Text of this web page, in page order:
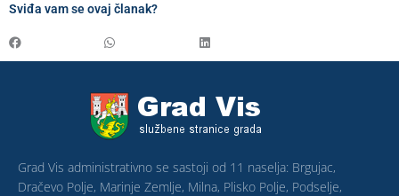
Sviđa vam se ovaj članak?
Grad Vis administrativno se sastoji od 11 naselja: Brgujac,
Dračevo Polje, Marinje Zemlje, Milna, Plisko Polje, Podselje,